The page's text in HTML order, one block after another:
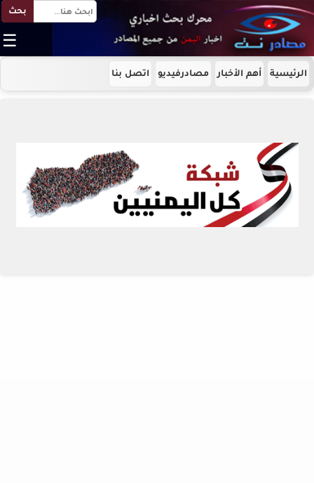
بحث
☰
الرئيسية أهم الأخبار مصادرفيديو اتصل بنا